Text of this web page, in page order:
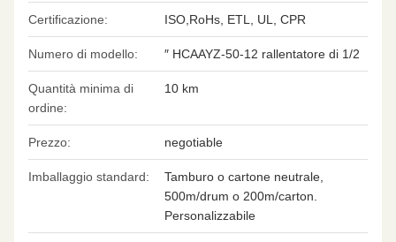
Certificazione: ISO,RoHs, ETL, UL, CPR
Numero di modello: ″ HCAAYZ-50-12 rallentatore di 1/2
Quantità minima di
ordine:
10 km
Prezzo: negotiable
Imballaggio standard:
Tamburo o cartone neutrale,
500m/drum o 200m/carton.
Personalizzabile